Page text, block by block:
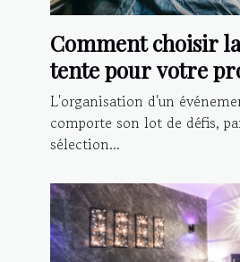
Comment choisir
tente pour votre
événement
L'organisation d'un
comporte son lot de défis,
sélection...